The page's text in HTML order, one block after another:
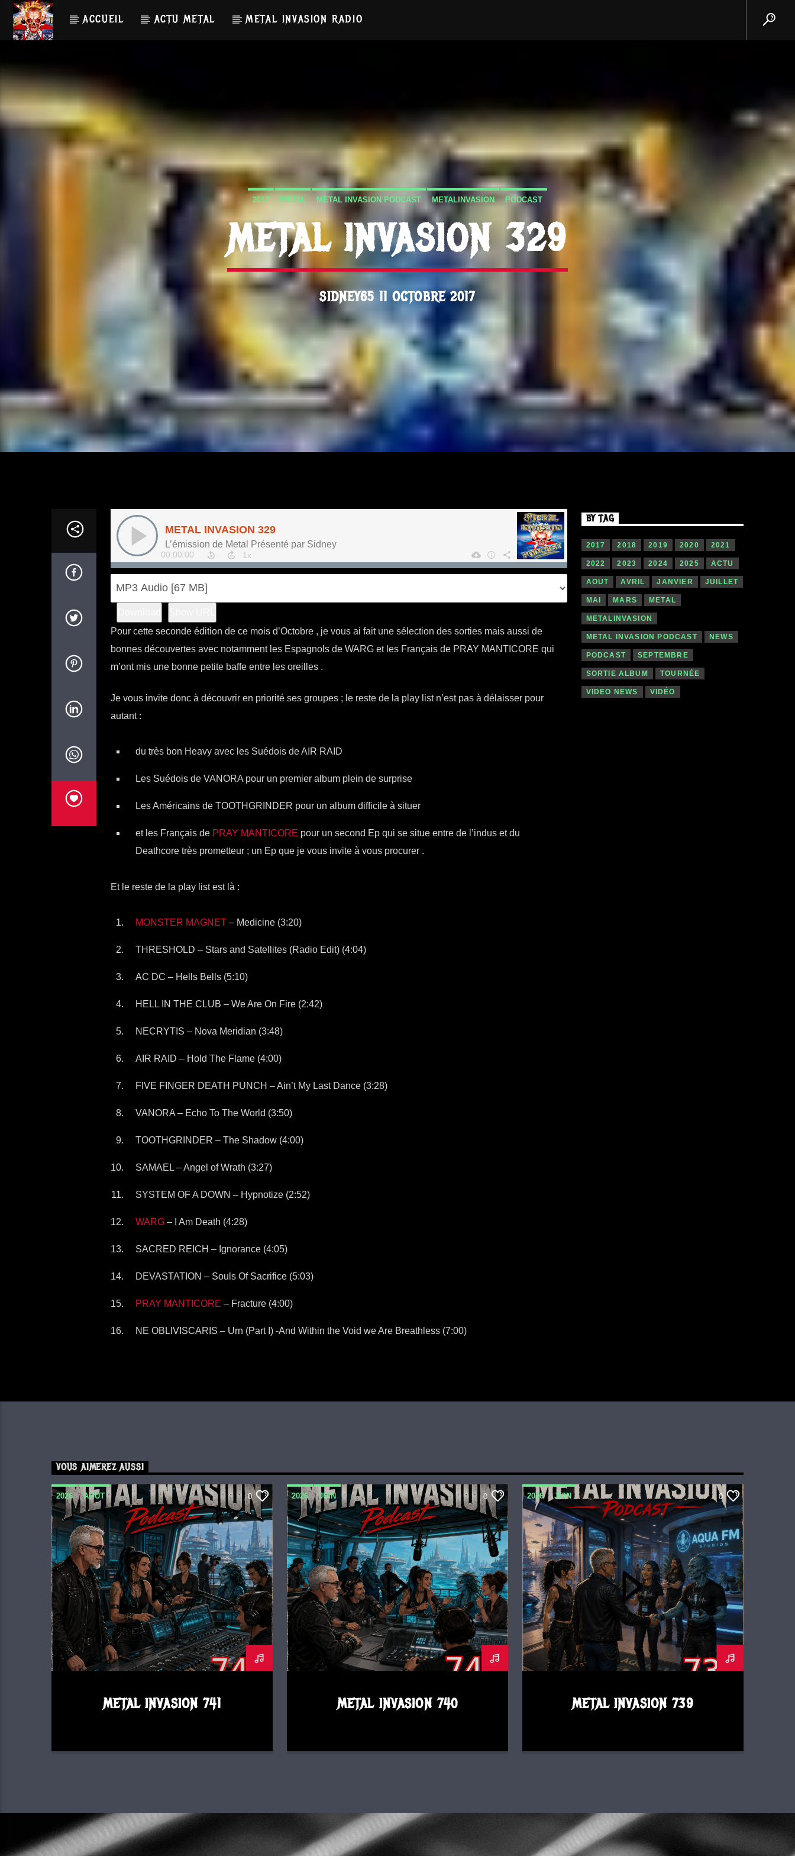
ACCUEIL ACTU METAL METAL INVASION RADIO
2017 METAL METAL INVASION PODCAST METALINVASION PODCAST
METAL INVASION 329
SIDNEY65 11 OCTOBRE 2017
Pour cette seconde édition de ce mois d’Octobre , je vous ai fait une sélection des sorties mais aussi de
bonnes découvertes avec notamment les Espagnols de WARG et les Français de PRAY MANTICORE qui
m’ont mis une bonne petite baffe entre les oreilles .
Je vous invite donc à découvrir en priorité ses groupes ; le reste de la play list n’est pas à délaisser pour
autant :
du très bon Heavy avec les Suédois de AIR RAID
Les Suédois de VANORA pour un premier album plein de surprise
Les Américains de TOOTHGRINDER pour un album difficile à situer
et les Français de PRAY MANTICORE pour un second Ep qui se situe entre de l’indus et du
Deathcore très prometteur ; un Ep que je vous invite à vous procurer .
Et le reste de la play list est là :
MONSTER MAGNET– Medicine (3:20)
THRESHOLD – Stars and Satellites (Radio Edit) (4:04)
AC DC – Hells Bells (5:10)
HELL IN THE CLUB – We Are On Fire (2:42)
NECRYTIS – Nova Meridian (3:48)
AIR RAID – Hold The Flame (4:00)
FIVE FINGER DEATH PUNCH – Ain’t My Last Dance (3:28)
VANORA – Echo To The World (3:50)
TOOTHGRINDER – The Shadow (4:00)
SAMAEL – Angel of Wrath (3:27)
SYSTEM OF A DOWN – Hypnotize (2:52)
WARG– I Am Death (4:28)
SACRED REICH – Ignorance (4:05)
DEVASTATION – Souls Of Sacrifice (5:03)
PRAY MANTICORE – Fracture (4:00)
NE OBLIVISCARIS – Urn (Part I) -And Within the Void we Are Breathless (7:00)
BY TAG
2017 2018 2019 2020 2021
2022 2023 2024 2025 ACTU
AOUT AVRIL JANVIER JUILLET
MAI MARS METAL
METALINVASION
METAL INVASION PODCAST NEWS
PODCAST SEPTEMBRE
SORTIE ALBUM TOURNÉE
VIDEO NEWS VIDÉO
VOUS AIMEREZ AUSSI
2026 AOUT
METAL INVASION PODCAST
0
METAL INVASION 741
2026 JUIN
METAL INVASION PODCAST
0
METAL INVASION 740
2026 JUIN
METAL INVASION PODCAST
0
METAL INVASION 739